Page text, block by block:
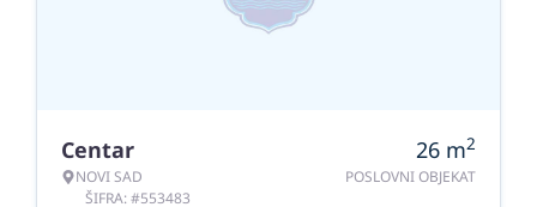
Centar
NOVI SAD
ŠIFRA: #553483
26 m2
POSLOVNI OBJEKAT